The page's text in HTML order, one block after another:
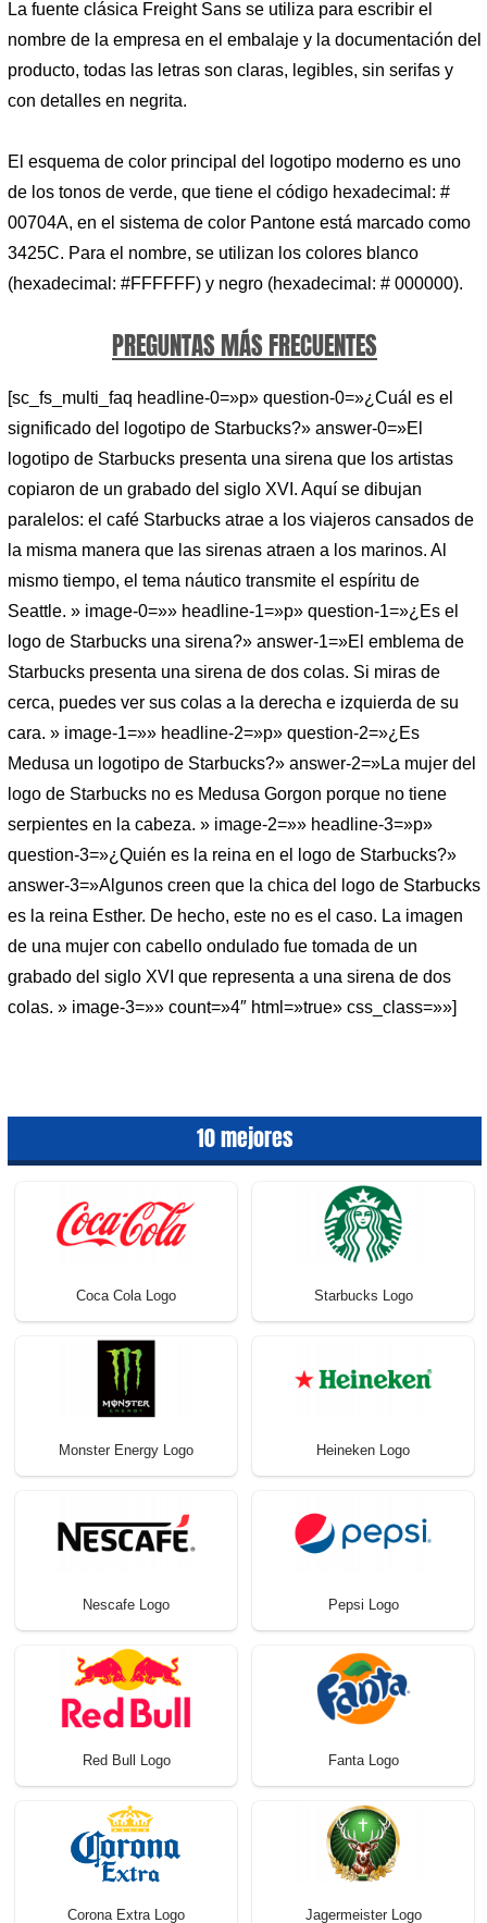
La fuente clásica Freight Sans se utiliza para escribir el
nombre de la empresa en el embalaje y la documentación del
producto, todas las letras son claras, legibles, sin serifas y
con detalles en negrita.
El esquema de color principal del logotipo moderno es uno
de los tonos de verde, que tiene el código hexadecimal: #
00704A, en el sistema de color Pantone está marcado como
3425C. Para el nombre, se utilizan los colores blanco
(hexadecimal: #FFFFFF) y negro (hexadecimal: # 000000).
PREGUNTAS MÁS FRECUENTES
[sc_fs_multi_faq headline-0=»p» question-0=»¿Cuál es el
significado del logotipo de Starbucks?» answer-0=»El
logotipo de Starbucks presenta una sirena que los artistas
copiaron de un grabado del siglo XVI. Aquí se dibujan
paralelos: el café Starbucks atrae a los viajeros cansados ​​de
la misma manera que las sirenas atraen a los marinos. Al
mismo tiempo, el tema náutico transmite el espíritu de
Seattle. » image-0=»» headline-1=»p» question-1=»¿Es el
logo de Starbucks una sirena?» answer-1=»El emblema de
Starbucks presenta una sirena de dos colas. Si miras de
cerca, puedes ver sus colas a la derecha e izquierda de su
cara. » image-1=»» headline-2=»p» question-2=»¿Es
Medusa un logotipo de Starbucks?» answer-2=»La mujer del
logo de Starbucks no es Medusa Gorgon porque no tiene
serpientes en la cabeza. » image-2=»» headline-3=»p»
question-3=»¿Quién es la reina en el logo de Starbucks?»
answer-3=»Algunos creen que la chica del logo de Starbucks
es la reina Esther. De hecho, este no es el caso. La imagen
de una mujer con cabello ondulado fue tomada de un
grabado del siglo XVI que representa a una sirena de dos
colas. » image-3=»» count=»4″ html=»true» css_class=»»]
10 mejores
Coca Cola Logo Starbucks Logo
Monster Energy Logo Heineken Logo
Nescafe Logo Pepsi Logo
Red Bull Logo Fanta Logo
Corona Extra Logo Jagermeister Logo